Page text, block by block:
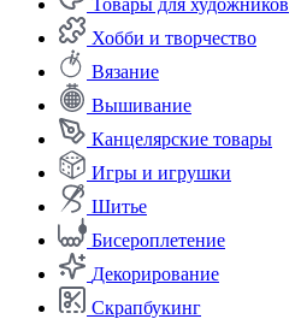
Товары для художников
Хобби и творчество
Вязание
Вышивание
Канцелярские товары
Игры и игрушки
Шитье
Бисероплетение
Декорирование
Скрапбукинг